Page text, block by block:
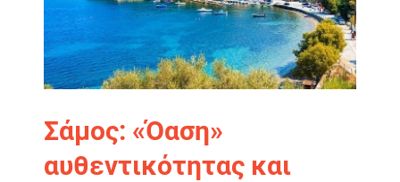
Σάμος: «Όαση»
αυθεντικότητας και